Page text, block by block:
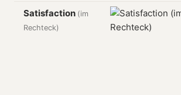
Satisfaction (im
Rechteck)